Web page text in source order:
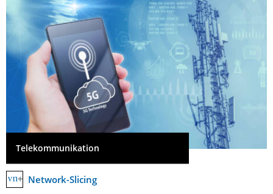
Telekommunikation
Network-Slicing